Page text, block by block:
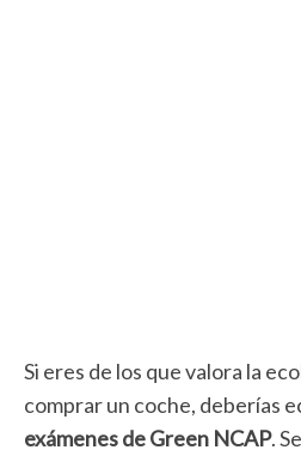
Si eres de los que valora la
comprar un coche, deberías
exámenes de Green NCAP.